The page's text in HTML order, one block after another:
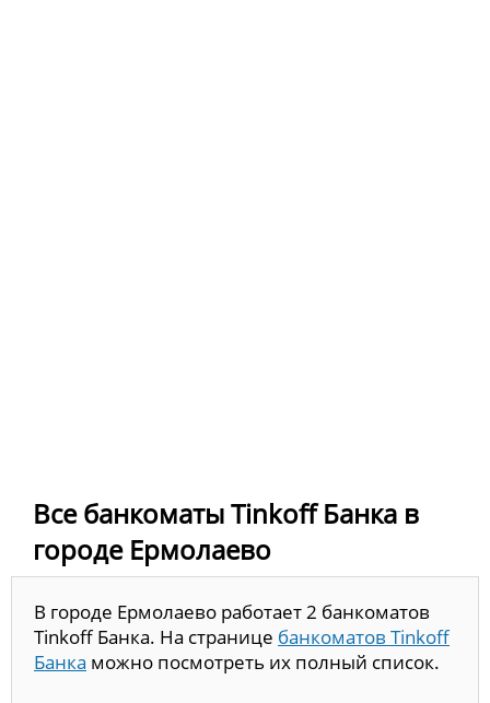
Все банкоматы Tinkoff Банка в
городе Ермолаево
В городе Ермолаево работает 2 банкоматов
Tinkoff Банка. На странице банкоматов Tinkoff
Банка можно посмотреть их полный список.